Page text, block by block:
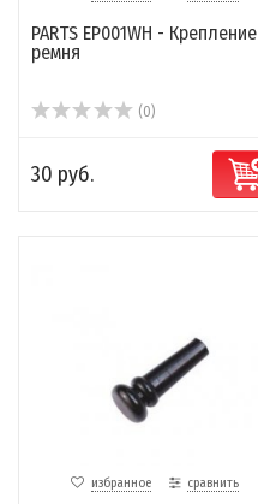
PARTS EP001WH - Крепление
ремня
(0)
30 руб.
избранное сравнить